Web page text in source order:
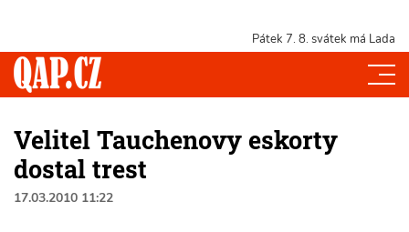
Pátek 7. 8. svátek má Lada
Velitel Tauchenovy eskorty
dostal trest
17.03.2010 11:22